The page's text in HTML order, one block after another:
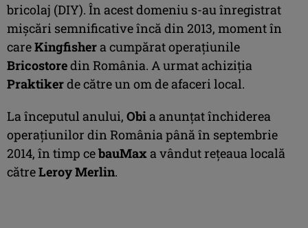
bricolaj (DIY). În acest domeniu s-au înregistrat
mişcări semnificative încă din 2013, moment în
careKingfishera cumpărat operaţiunile
Bricostoredin România. A urmat achiziţia
Praktikerde către un om de afaceri local.
La începutul anului, Obia anunţat închiderea
operaţiunilor din România până în septembrie
2014, în timp cebauMaxa vândut reţeaua locală
cătreLeroy Merlin.